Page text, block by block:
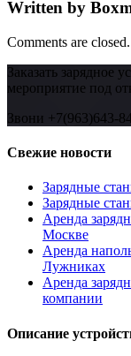
Written by
Comments are closed.
Заказать зарядное
мероприятие под
Звони +7(963)643-
Свежие новости
Зарядные
Зарядные
Аренда
Москве
Аренда
Лужниках
Аренда
компании
Описание